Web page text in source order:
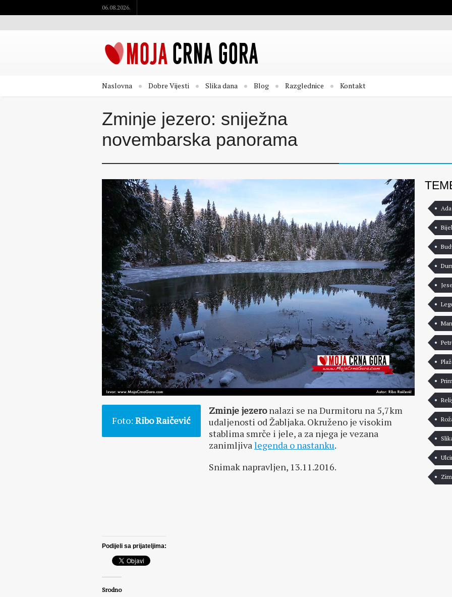
06.08.2026.
Naslovna Dobre Vijesti Slika dana Blog Razglednice Kontakt
Zminje jezero: sniježna
novembarska panorama
Foto: Ribo Raičević
Zminje jezeronalazi se na Durmitoru na 5,7km
udaljenosti od Žabljaka. Okruženo je visokim
stablima smrče i jele, a za njega je vezana
zanimljiva legenda o nastanku.
Snimak napravljen, 13.11.2016.
Podijeli sa prijateljima:
Srodno